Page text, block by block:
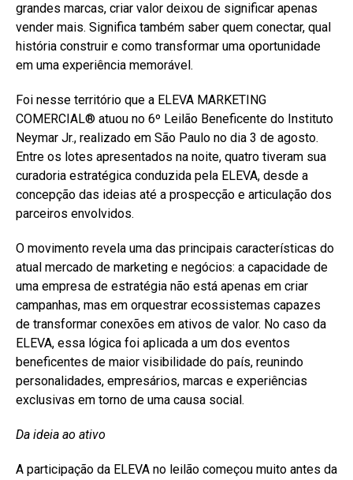
grandes marcas, criar valor deixou de significar apenas
vender mais. Significa também saber quem conectar, qual
história construir e como transformar uma oportunidade
em uma experiência memorável.
Foi nesse território que a ELEVA MARKETING
COMERCIAL®️ atuou no 6º Leilão Beneficente do Instituto
Neymar Jr., realizado em São Paulo no dia 3 de agosto.
Entre os lotes apresentados na noite, quatro tiveram sua
curadoria estratégica conduzida pela ELEVA, desde a
concepção das ideias até a prospecção e articulação dos
parceiros envolvidos.
O movimento revela uma das principais características do
atual mercado de marketing e negócios: a capacidade de
uma empresa de estratégia não está apenas em criar
campanhas, mas em orquestrar ecossistemas capazes
de transformar conexões em ativos de valor. No caso da
ELEVA, essa lógica foi aplicada a um dos eventos
beneficentes de maior visibilidade do país, reunindo
personalidades, empresários, marcas e experiências
exclusivas em torno de uma causa social.
Da ideia ao ativo
A participação da ELEVA no leilão começou muito antes da